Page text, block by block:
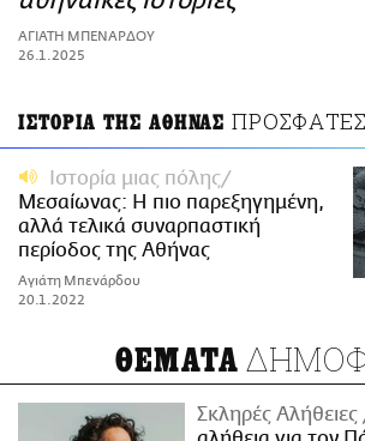
ΑΜΠΑ
PRINT
ΑΓΙΑΤΗ ΜΠΕΝΑΡΔΟΥ
26.1.2025
ΙΣΤΟΡΙΑ ΤΗΣ ΑΘΗΝΑΣ ΠΡΟΣΦΑΤΕΣ
Ιστορία μιας πόλης
Μεσαίωνας: Η πιο παρεξηγημένη,
αλλά τελικά συναρπαστική
περίοδος της Αθήνας
Αγιάτη Μπενάρδου
20.1.2022
ΘΕΜΑΤΑ
Σκληρές Αλήθειες